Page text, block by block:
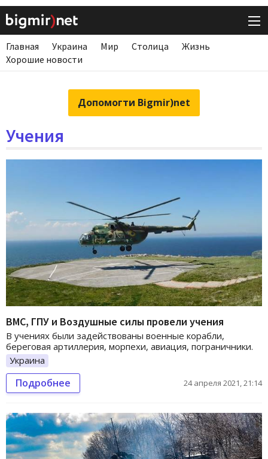
Главная Украина Мир Столица
Жизнь
Хорошие новости
Допомогти Bigmir)net
Учения
ВМС, ГПУ и Воздушные силы провели учения
В учениях были задействованы военные корабли,
береговая артиллерия, морпехи, авиация, пограничники.
Украина
Подробнее 24 апреля 2021, 21:14